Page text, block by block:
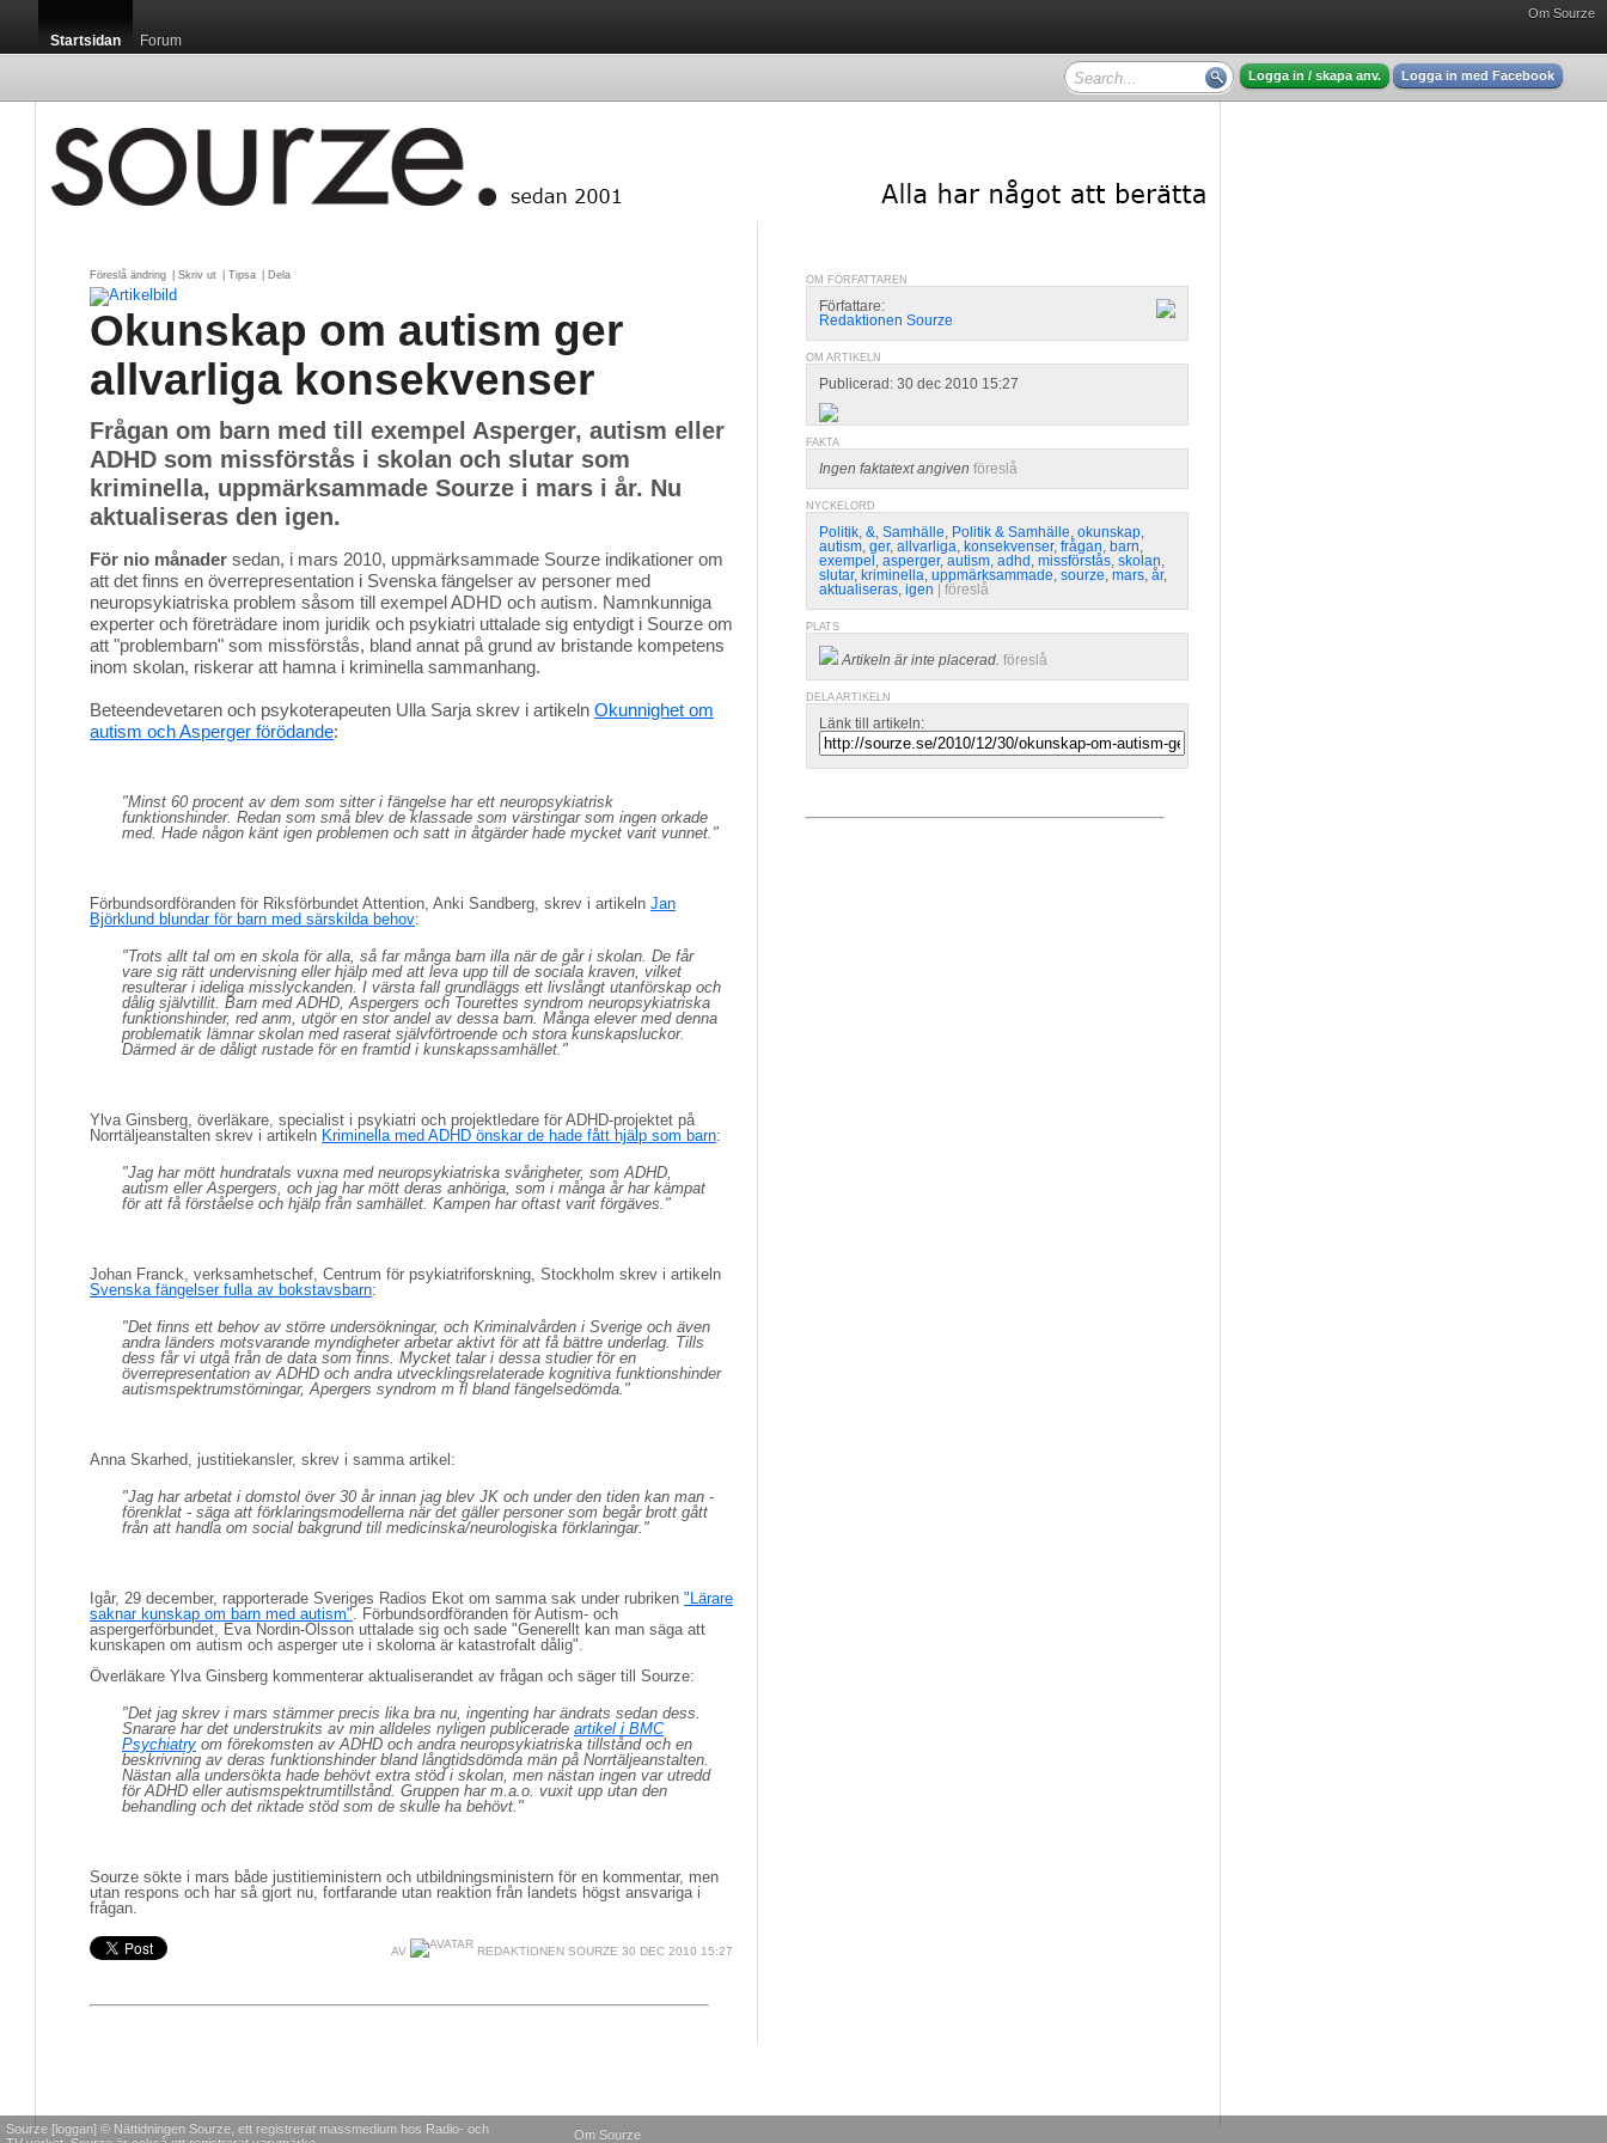
Om Sourze
Startsidan Forum
Logga in / skapa anv. Logga in med Facebook
Föreslå ändring Skriv ut Tipsa Dela
Okunskap om autism ger
allvarliga konsekvenser
Frågan om barn med till exempel Asperger, autism eller
ADHD som missförstås i skolan och slutar som
kriminella, uppmärksammade Sourze i mars i år. Nu
aktualiseras den igen.
För nio månader sedan, i mars 2010, uppmärksammade Sourze indikationer om
att det finns en överrepresentation i Svenska fängelser av personer med
neuropsykiatriska problem såsom till exempel ADHD och autism. Namnkunniga
experter och företrädare inom juridik och psykiatri uttalade sig entydigt i Sourze om
att "problembarn" som missförstås, bland annat på grund av bristande kompetens
inom skolan, riskerar att hamna i kriminella sammanhang.
Beteendevetaren och psykoterapeuten Ulla Sarja skrev i artikeln Okunnighet om
autism och Asperger förödande:
"Minst 60 procent av dem som sitter i fängelse har ett neuropsykiatrisk
funktionshinder. Redan som små blev de klassade som värstingar som ingen orkade
med. Hade någon känt igen problemen och satt in åtgärder hade mycket varit vunnet."
Förbundsordföranden för Riksförbundet Attention, Anki Sandberg, skrev i artikeln Jan
Björklund blundar för barn med särskilda behov:
"Trots allt tal om en skola för alla, så far många barn illa när de går i skolan. De får
vare sig rätt undervisning eller hjälp med att leva upp till de sociala kraven, vilket
resulterar i ideliga misslyckanden. I värsta fall grundläggs ett livslångt utanförskap och
dålig självtillit. Barn med ADHD, Aspergers och Tourettes syndrom neuropsykiatriska
funktionshinder, red anm, utgör en stor andel av dessa barn. Många elever med denna
problematik lämnar skolan med raserat självförtroende och stora kunskapsluckor.
Därmed är de dåligt rustade för en framtid i kunskapssamhället."
Ylva Ginsberg, överläkare, specialist i psykiatri och projektledare för ADHD-projektet på
Norrtäljeanstalten skrev i artikeln Kriminella med ADHD önskar de hade fått hjälp som barn:
"Jag har mött hundratals vuxna med neuropsykiatriska svårigheter, som ADHD,
autism eller Aspergers, och jag har mött deras anhöriga, som i många år har kämpat
för att få förståelse och hjälp från samhället. Kampen har oftast varit förgäves."
Johan Franck, verksamhetschef, Centrum för psykiatriforskning, Stockholm skrev i artikeln
Svenska fängelser fulla av bokstavsbarn:
"Det finns ett behov av större undersökningar, och Kriminalvården i Sverige och även
andra länders motsvarande myndigheter arbetar aktivt för att få bättre underlag. Tills
dess får vi utgå från de data som finns. Mycket talar i dessa studier för en
överrepresentation av ADHD och andra utvecklingsrelaterade kognitiva funktionshinder
autismspektrumstörningar, Apergers syndrom m fl bland fängelsedömda."
Anna Skarhed, justitiekansler, skrev i samma artikel:
"Jag har arbetat i domstol över 30 år innan jag blev JK och under den tiden kan man -
förenklat - säga att förklaringsmodellerna när det gäller personer som begår brott gått
från att handla om social bakgrund till medicinska/neurologiska förklaringar."
Igår, 29 december, rapporterade Sveriges Radios Ekot om samma sak under rubriken "Lärare
saknar kunskap om barn med autism". Förbundsordföranden för Autism- och
aspergerförbundet, Eva Nordin-Olsson uttalade sig och sade "Generellt kan man säga att
kunskapen om autism och asperger ute i skolorna är katastrofalt dålig".
Överläkare Ylva Ginsberg kommenterar aktualiserandet av frågan och säger till Sourze:
"Det jag skrev i mars stämmer precis lika bra nu, ingenting har ändrats sedan dess.
Snarare har det understrukits av min alldeles nyligen publicerade artikel i BMC
Psychiatry om förekomsten av ADHD och andra neuropsykiatriska tillstånd och en
beskrivning av deras funktionshinder bland långtidsdömda män på Norrtäljeanstalten.
Nästan alla undersökta hade behövt extra stöd i skolan, men nästan ingen var utredd
för ADHD eller autismspektrumtillstånd. Gruppen har m.a.o. vuxit upp utan den
behandling och det riktade stöd som de skulle ha behövt."
Sourze sökte i mars både justitieministern och utbildningsministern för en kommentar, men
utan respons och har så gjort nu, fortfarande utan reaktion från landets högst ansvariga i
frågan.
AV REDAKTIONEN SOURZE 30 DEC 2010 15:27
OM FÖRFATTAREN
Författare:
Redaktionen Sourze
OM ARTIKELN
Publicerad: 30 dec 2010 15:27
FAKTA
Ingen faktatext angiven föreslå
NYCKELORD
Politik, &, Samhälle, Politik & Samhälle, okunskap,
autism, ger, allvarliga, konsekvenser, frågan, barn,
exempel , asperger, autism, adhd , missförstås, skolan,
slutar, kriminella, uppmärksammade, sourze, mars, år,
aktualiseras, igen föreslå
PLATS
Artikeln är inte placerad. föreslå
DELA ARTIKELN
Länk till artikeln:
Sourze [loggan] © Nättidningen Sourze, ett registrerat massmedium hos Radio- och
Om Sourze